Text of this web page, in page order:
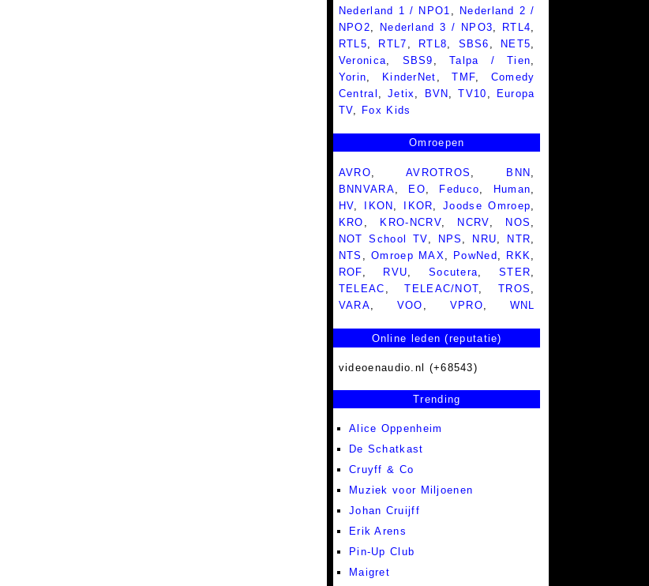
Nederland 1 / NPO1
Nederland 2 /
NPO2
Nederland 3 / NPO3 RTL4
RTL5
RTL7 RTL8 SBS6 NET5
Veronica
SBS9 ,Talpa / Tien
Yorin
KinderNet ,TMF
Comedy
Central
Jetix BVN ,TV10
Europa
TV
Fox Kids
Omroepen
AVRO, AVROTROS , BNN ,
BNNVARA, EO, Feduco, Human,
HV, IKON , IKOR,Joodse Omroep,
KRO , KRO-NCRV, NCRV, NOS ,
NOT School TV, NPS , NRU, NTR,
NTS ,Omroep MAX, PowNed , RKK,
ROF, RVU, Socutera,STER,
TELEAC ,TELEAC/NOT,TROS ,
VARA, VOO , VPRO, WNL
Online leden (reputatie)
videoenaudio.nl (+68543)
Trending
Alice Oppenheim
De Schatkast
Cruyff & Co
Muziek voor Miljoenen
Johan Cruijff
Erik Arens
Pin-Up Club
Maigret